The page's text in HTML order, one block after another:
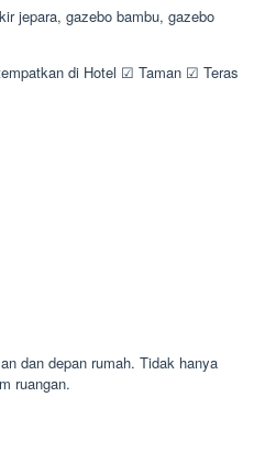
jepara, gazebo bambu, gazebo
di Hotel ☑ Taman ☑ Teras
dan depan rumah. Tidak hanya
ruangan.